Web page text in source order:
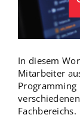
In diesem
Mitarbeiter
Programming
Fachbereichs.